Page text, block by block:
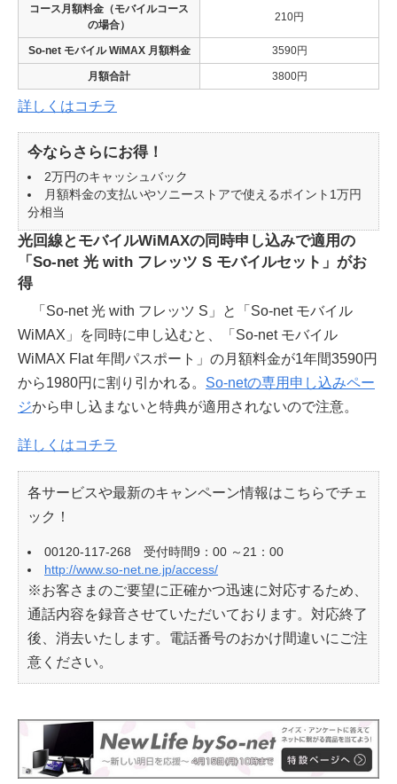
コース月額料金（モバイルコース
の場合）
210円
So-net モバイル WiMAX 月額料金 3590円
月額合計 3800円
詳しくはコチラ
今ならさらにお得！
2万円のキャッシュバック
月額料金の支払いやソニーストアで使えるポイント1万円
分相当
光回線とモバイルWiMAXの同時申し込みで適用の
「So-net 光 with フレッツ S モバイルセット」がお
得
「So-net 光 with フレッツ S」と「So-net モバイル
WiMAX」を同時に申し込むと、「So-net モバイル
WiMAX Flat 年間パスポート」の月額料金が1年間3590円
から1980円に割り引かれる。 So-netの専用申し込みペー
ジから申し込まないと特典が適用されないので注意。
詳しくはコチラ
各サービスや最新のキャンペーン情報はこちらでチェ
ック！
00120-117-268 受付時間9：00 ～21：00
http://www.so-net.ne.jp/access/
※お客さまのご要望に正確かつ迅速に対応するため、
通話内容を録音させていただいております。対応終了
後、消去いたします。電話番号のおかけ間違いにご注
意ください。